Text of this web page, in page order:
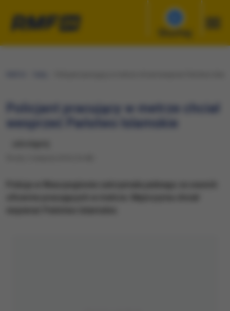
Słuchaj
Policjant pracujący w metrze chciał
wesprzeć Państwo Islamskie